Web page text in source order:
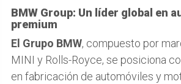
BMW Group: Un líder global en
premium
El Grupo BMW, compuesto por
MINI y Rolls-Royce, se posiciona
en fabricación de automóviles y